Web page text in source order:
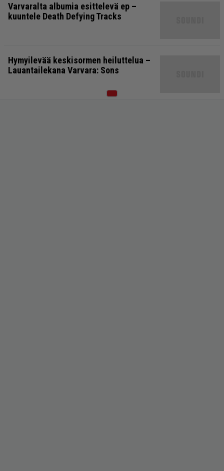
Varvaralta albumia esittelevä ep –
kuuntele Death Defying Tracks
Hymyilevää keskisormen heiluttelua –
Lauantailekana Varvara: Sons